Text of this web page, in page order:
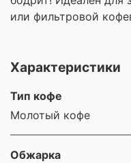
или фильтровой
Характеристики
Тип кофе
Молотый кофе
Обжарка